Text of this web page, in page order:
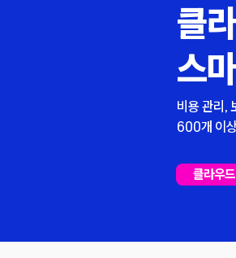
클
스
비용 관리,
600개 이
클라우